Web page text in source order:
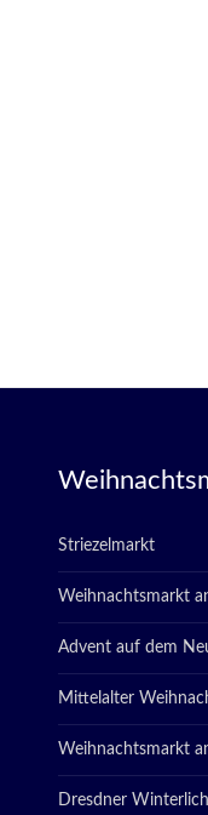
Striezelmarkt
Weihnachtsmarkt
Advent auf dem
Mittelalter
Weihnachtsmarkt
Dresdner